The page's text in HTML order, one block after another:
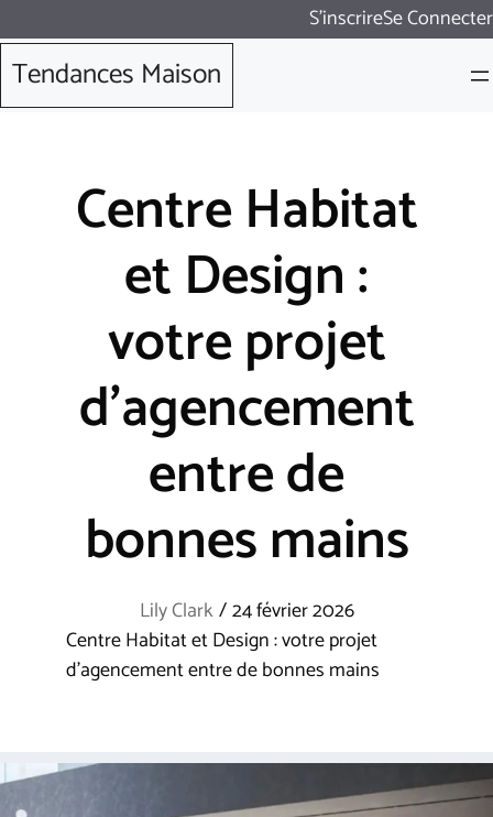
au
contenu
S'inscrireSe Connecter
Tendances Maison
Centre Habitat
et Design :
votre projet
d’agencement
entre de
bonnes mains
Lily Clark/24 février 2026
Centre Habitat et Design : votre projet
d’agencement entre de bonnes mains